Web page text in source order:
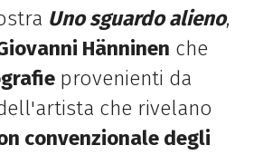
Unosguardo alieno,
Hänninen che
provenienti da
che rivelano
convenzionale degli